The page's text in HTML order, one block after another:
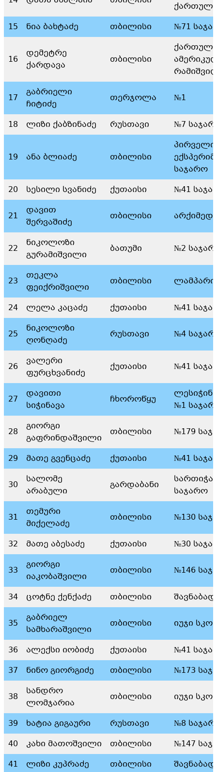
ქართული
15
ნია ბახტაძე თბილისი №71
16
დემეტრე
ქარდავა
თბილისი
ქართულ-
17
გაბრიელი
ჩიტიძე
თერჯოლა №1
18 ლიზი ქაბზინაძე რუსთავი №7
19 ანა ბლიაძე თბილისი
პირველი
საჯარო
20
სესილი სვანიძე ქუთაისი №41
21
დავით
შერვაშიძე
თბილისი
22
ნიკოლოზი
გურამიშვილი
ბათუმი №2
23
თეკლა
ფეიქრიშვილი
თბილისი ლამპარი
24 ლელა კაცაძე ქუთაისი №41
25
ნიკოლოზი
ღონღაძე
რუსთავი №4
26
ვალერი
ფურცხვანიძე
ქუთაისი №41
27
დავითი
სიჭინავა
ჩხოროწყუ
№1
28
გიორგი
გაფრინდაშვილი
თბილისი №179
29 მათე გვენცაძე ქუთაისი №41
30
სალომე
არაბული
გარდაბანი
საჯარო
31
თემური
მიქელაძე
თბილისი №130
32 მათე აბესაძე ქუთაისი №30
33
გიორგი
იაკობაშვილი
თბილისი №146
34 ცოტნე ქენქაძე თბილისი
35
გაბრიელ
სამხარაშვილი
თბილისი იუჯი
36 ალექსი იობიძე ქუთაისი
№41
37
ნინო გიორგიძე თბილისი №173
38
სანდრო
ლომჯარია
თბილისი იუჯი
39 ხატია გიგაური რუსთავი
№8
40
კახი მათოშვილი თბილისი
№147
41
ლიზი კუპრაძე თბილისი